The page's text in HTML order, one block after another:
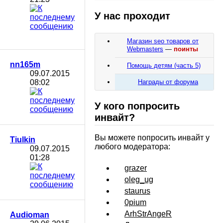
nn165m
09.07.2015
08:02
Tiulkin
09.07.2015
01:28
Audioman
У нас проходит
Магазин seo товаров от
Webmasters — поинты
Помощь детям (часть 5)
Награды от форума
У кого попросить
инвайт?
Вы можете попросить инвайт у
любого модератора:
grazer
oleg_ug
staurus
0pium
ArhStrAngeR